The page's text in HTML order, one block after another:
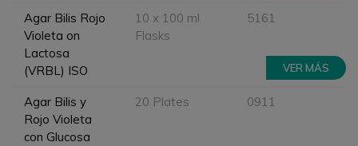
Agar Bilis Rojo
Violeta on
Lactosa
(VRBL) ISO
10 x 100 ml
Flasks
5161
VER MÁS
Agar Bilis y
Rojo Violeta
con Glucosa
20 Plates 0911